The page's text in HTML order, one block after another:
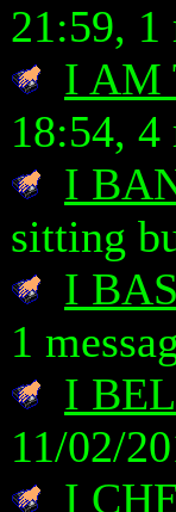
21:59, 1
I AM
18:54, 4
I
sitting
I
1
I
11/02/
I